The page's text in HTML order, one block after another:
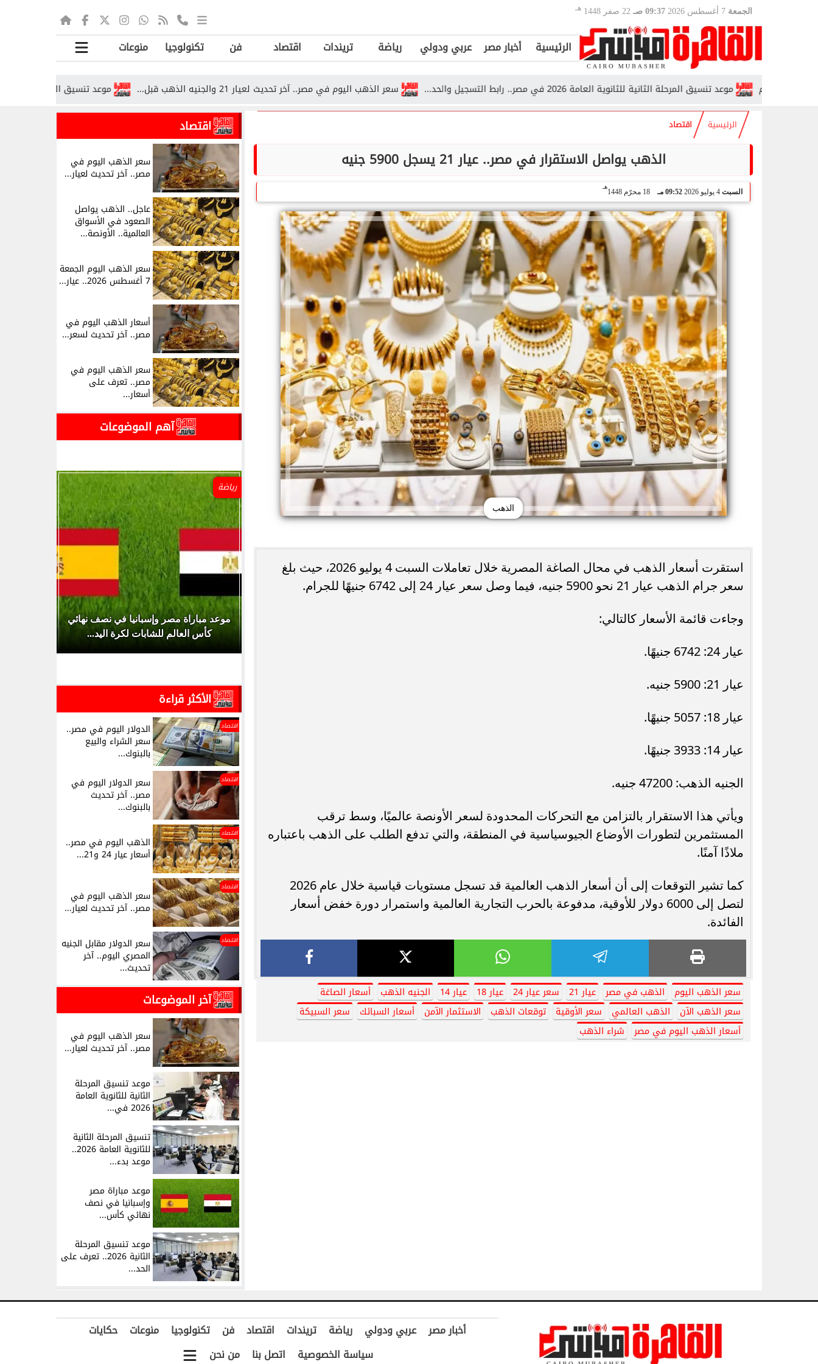
الجمعة 09:37 صـ 22 صفر 1448 هـ
الرئيسية أخبار مصر عربي ودولي رياضة تريندات اقتصاد فن تكنولوجيا منوعات
موعد تنسيق المرحلة الثانية 2026.. تعرف على الحد الأدنى للكليات ورابط موقع... سعر الذهب اليوم في مصر.. آخر تحديث لعيار 21 والجنيه الذهب قبل... موعد تنسيق المرحلة الثانية للثانوية العامة 2026 في مصر.. رابط التسجيل والحد...
الرئيسية اقتصاد
الذهب يواصل الاستقرار في مصر.. عيار 21 يسجل 5900 جنيه
السبت 4 يوليو 2026 09:52 مـ 18 محرّم 1448
هـ
الذهب
استقرت أسعار الذهب في محال الصاغة المصرية خلال تعاملات السبت 4 يوليو 2026، حيث بلغ
سعر جرام الذهب عيار 21 نحو 5900 جنيه، فيما وصل سعر عيار 24 إلى 6742 جنيهًا للجرام.
وجاءت قائمة الأسعار كالتالي:
عيار 24: 6742 جنيهًا.
عيار 21: 5900 جنيه.
عيار 18: 5057 جنيهًا.
عيار 14: 3933 جنيهًا.
الجنيه الذهب: 47200 جنيه.
ويأتي هذا الاستقرار بالتزامن مع التحركات المحدودة لسعر الأونصة عالميًا، وسط ترقب
المستثمرين لتطورات الأوضاع الجيوسياسية في المنطقة، والتي تدفع الطلب على الذهب باعتباره
ملاذًا آمنًا.
كما تشير التوقعات إلى أن أسعار الذهب العالمية قد تسجل مستويات قياسية خلال عام 2026
لتصل إلى 6000 دولار للأوقية، مدفوعة بالحرب التجارية العالمية واستمرار دورة خفض أسعار
الفائدة.
سعر الذهب اليوم الذهب في مصر عيار 21 سعر عيار 24 عيار 18 عيار 14 الجنيه الذهب
أسعار الصاغة
سعر الذهب الآن
الذهب العالمي سعر الأوقية توقعات الذهب الاستثمار الآمن أسعار السبائك
سعر السبيكة
أسعار الذهب اليوم في مصر
شراء الذهب
اقتصاد
سعر الذهب اليوم في
مصر.. آخر تحديث لعيار...
عاجل.. الذهب يواصل
الصعود في الأسواق
العالمية.. الأونصة...
سعر الذهب اليوم الجمعة
7 أغسطس 2026.. عيار...
أسعار الذهب اليوم في
مصر.. آخر تحديث لسعر...
سعر الذهب اليوم في
مصر.. تعرف على
أسعار...
آهم الموضوعات
رسميًا.. جدول امتحانات الشهادة الإعدادية
موعد تنسيق المرحلة الثانية للثانوية العامة
رياضة
موعد مباراة مصر وإسبانيا في نصف نهائي
كأس العالم للشابات لكرة اليد...
الأكثر قراءة
اقتصاد الدولار اليوم في مصر..
سعر الشراء والبيع
بالبنوك...
اقتصاد سعر الدولار اليوم في
مصر.. آخر تحديث
بالبنوك...
اقتصاد
الذهب اليوم في مصر..
أسعار عيار 24 و21...
اقتصاد
سعر الذهب اليوم في
مصر.. آخر تحديث لعيار...
اقتصاد سعر الدولار مقابل الجنيه
المصري اليوم.. آخر
تحديث...
آخر الموضوعات
سعر الذهب اليوم في
مصر.. آخر تحديث لعيار...
موعد تنسيق المرحلة
الثانية للثانوية العامة
2026 في...
تنسيق المرحلة الثانية
للثانوية العامة 2026..
موعد بدء...
موعد مباراة مصر
وإسبانيا في نصف
نهائي كأس...
موعد تنسيق المرحلة
الثانية 2026.. تعرف على
الحد...
أخبار مصر عربي ودولي رياضة تريندات اقتصاد فن تكنولوجيا منوعات
حكايات
سياسة الخصوصية
اتصل بنا من نحن